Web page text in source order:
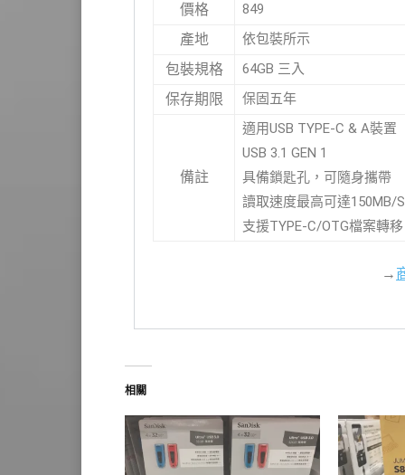
價格 849
產地 依包裝所示
包裝規格 64GB 三入
保存期限 保固五年
備註
適用USB TYPE-C & A裝置
USB 3.1 GEN 1
具備鎖匙孔，可隨身攜帶
讀取速度最高可達150MB/S
支援TYPE-C/OTG檔案轉移
→
相關